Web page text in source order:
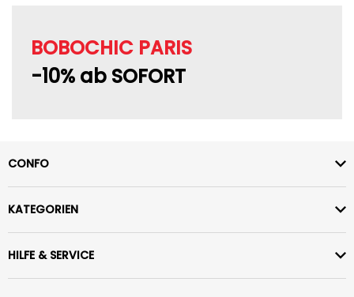
BOBOCHIC PARIS
-10% ab SOFORT
CONFO
KATEGORIEN
HILFE & SERVICE